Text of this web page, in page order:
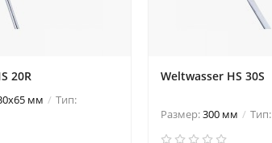
20R
мм
Тип:
Weltwasser HS 30S
Размер:300 мм Тип: